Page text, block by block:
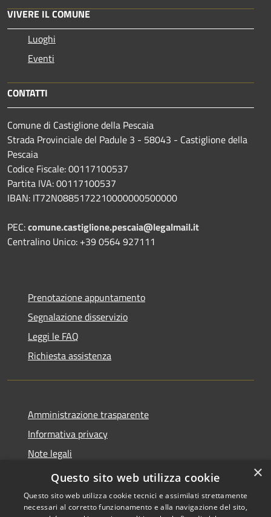
VIVERE IL COMUNE
Luoghi
Eventi
CONTATTI
Comune di Castiglione della Pescaia
Strada Provinciale del Padule 3 - 58043 - Castiglione della
Pescaia
Codice Fiscale: 00117100537
Partita IVA: 00117100537
IBAN: IT72N0885172210000000500000
PEC:comune.castiglione.pescaia@legalmail.it
Centralino Unico: +39 0564 927111
Prenotazione appuntamento
Segnalazione disservizio
Leggi le FAQ
Richiesta assistenza
Amministrazione trasparente
Informativa privacy
Note legali
Dichiarazione di accessibilità
×
Questo sito web utilizza cookie
Questo sito web utilizza cookie tecnici e assimilati strettamente
necessari al corretto funzionamento e alla navigazione del sito,